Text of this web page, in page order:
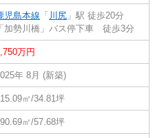
児島本線 「 川尻 」駅 徒歩20分
「加勢川橋」バス停下車 徒歩3分
万円
年 8月 (新築)
㎡/34.81坪
㎡/57.68坪